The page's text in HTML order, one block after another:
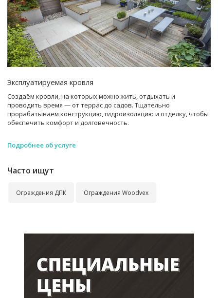
Эксплуатируемая кровля
Создаём кровли, на которых можно жить, отдыхать и
проводить время — от террас до садов. Тщательно
прорабатываем конструкцию, гидроизоляцию и отделку, чтобы
обеспечить комфорт и долговечность.
Подробнее об услуге
Часто ищут
Ограждения ДПК Ограждения Woodvex